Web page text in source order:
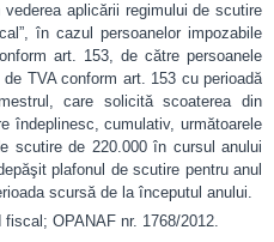
aplicării regimului de scutire
în cazul persoanelor impozabile
art. 153, de către persoanele
TVA conform art. 153 cu perioadă
care solicită scoaterea din
îndeplinesc, cumulativ, următoarele
scutire de 220.000 în cursul anului
plafonul de scutire pentru anul
scursă de la începutul anului.
OPANAF nr. 1768/2012.